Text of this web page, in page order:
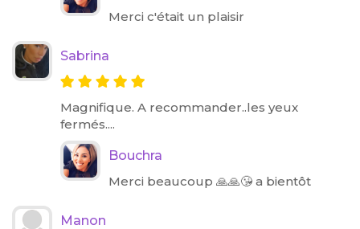
Merci c'était un plaisir
Sabrina
Magnifique. A recommander..les yeux
fermés....
Bouchra
Merci beaucoup 🙏🙏😘 a bientôt
Manon